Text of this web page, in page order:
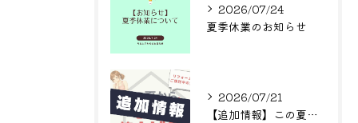
2026/07/24
夏季休業のお知らせ
2026/07/21
【追加情報】この夏からまた値上げ?! リフォームをご検討中の方へ